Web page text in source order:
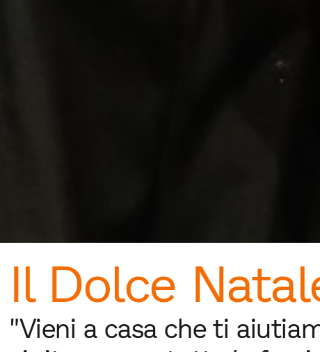
Il Dolce
"Vieni a casa che ti